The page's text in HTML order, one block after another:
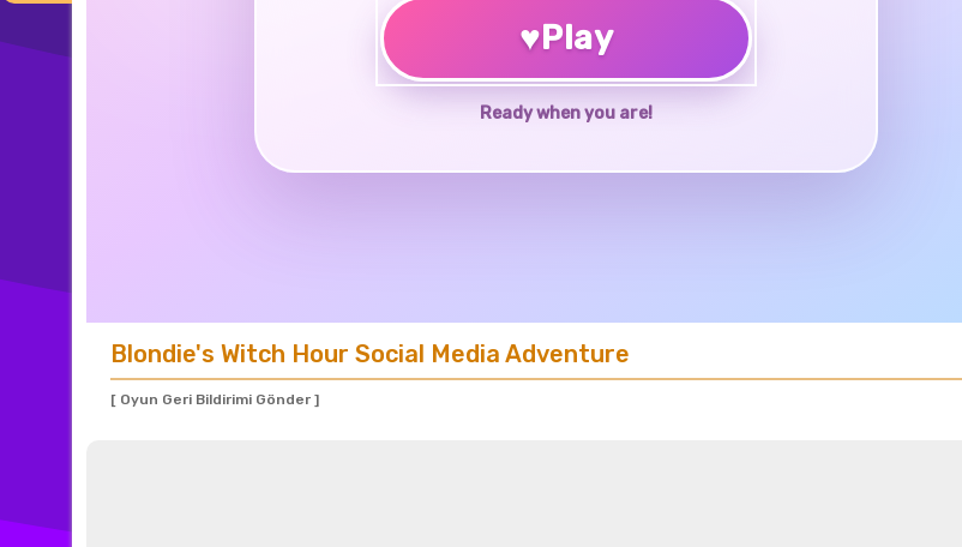
♥Play
Ready when you are!
Blondie's Witch Hour Social Media Adventure
[ Oyun Geri Bildirimi Gönder ]